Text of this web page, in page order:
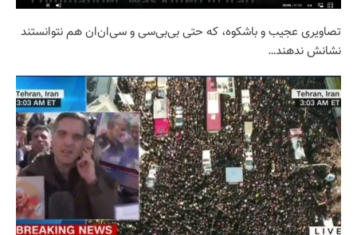
تصاویری عجیب و باشکوه، که حتی بی‌بی‌سی و سی‌ان‌ان هم نتوانستند
نشانش ندهند…